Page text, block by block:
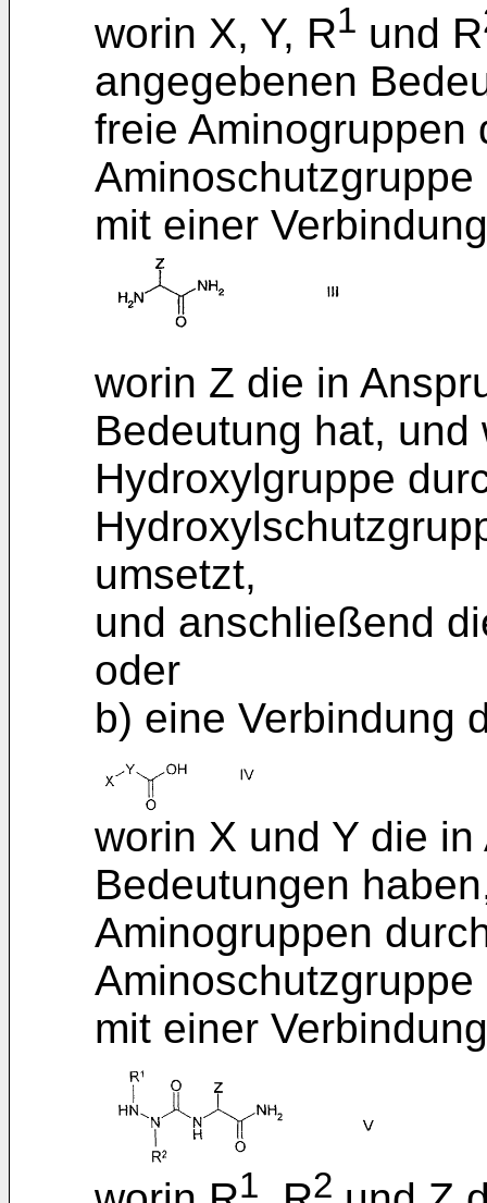
worin X, Y, R1 und R
angegebenen
freie Aminogruppen
mit einer
worin Z die in
Bedeutung hat, und
Hydroxylgruppe
umsetzt,
und anschließend
oder
b) eine Verbindung
worin X und Y die
Bedeutungen
Aminogruppen
mit einer
1 2